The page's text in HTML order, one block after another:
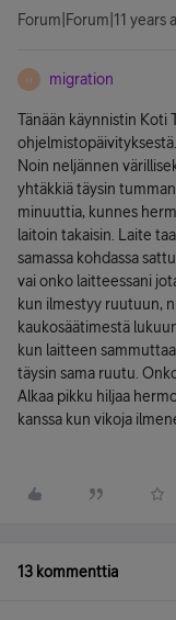
Forum|Forum|11 years
M migration
Tänään käynnistin Koti
Noin neljännen
yhtäkkiä täysin
minuuttia, kunnes
laitoin takaisin. Laite
samassa kohdassa
vai onko laitteessani
kun ilmestyy ruutuun,
kaukosäätimestä
kun laitteen
täysin sama ruutu.
Alkaa pikku hiljaa
kanssa kun vikoja
13 kommenttia